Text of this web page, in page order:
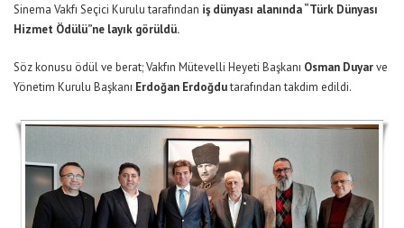
Sinema Vakfı Seçici Kurulu tarafından iş dünyası alanında “Türk Dünyası
Hizmet Ödülü”ne layık görüldü.
Söz konusu ödül ve berat; Vakfın Mütevelli Heyeti Başkanı Osman Duyarve
Yönetim Kurulu Başkanı Erdoğan Erdoğdutarafından takdim edildi.